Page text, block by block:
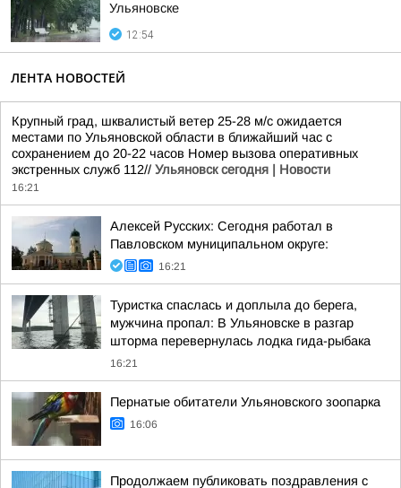
Ульяновске
12:54
ЛЕНТА НОВОСТЕЙ
Крупный град, шквалистый ветер 25-28 м/с ожидается
местами по Ульяновской области в ближайший час с
сохранением до 20-22 часов Номер вызова оперативных
экстренных служб 112// Ульяновск сегодня | Новости
16:21
Алексей Русских: Сегодня работал в
Павловском муниципальном округе:
16:21
Туристка спаслась и доплыла до берега,
мужчина пропал: В Ульяновске в разгар
шторма перевернулась лодка гида-рыбака
16:21
Пернатые обитатели Ульяновского зоопарка
16:06
Продолжаем публиковать поздравления с